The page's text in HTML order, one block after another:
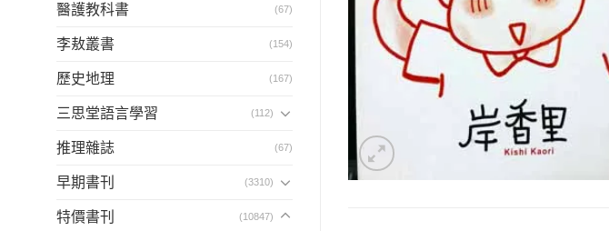
醫護教科書 (67)
李敖叢書 (154)
歷史地理 (167)
三思堂語言學習 (112)
推理雜誌 (67)
早期書刊 (3310)
特價書刊 (10847)